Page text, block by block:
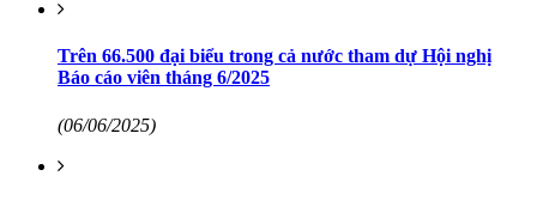
Trên 66.500 đại biểu trong cả nước tham dự Hội nghị
Báo cáo viên tháng 6/2025
(06/06/2025)